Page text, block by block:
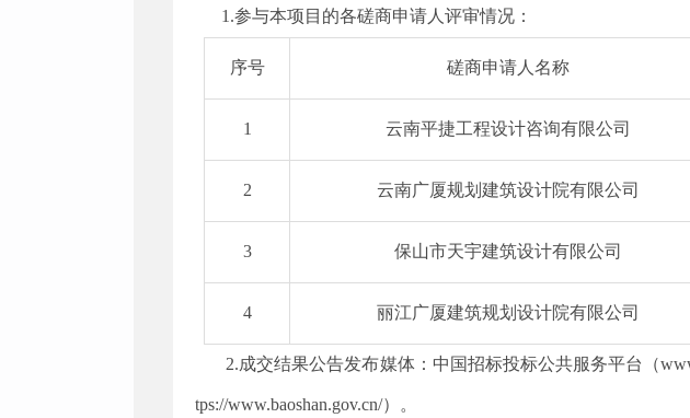
1.参与本项目的各磋商申请人评审情况：
序号 磋商申请人名称
1 云南平捷工程设计咨询有限公司
2 云南广厦规划建筑设计院有限公司
3 保山市天宇建筑设计有限公司
4 丽江广厦建筑规划设计院有限公司
2.成交结果公告发布媒体： 中国招标投标公共服务平台（
tps://www.baoshan.gov.cn/）。